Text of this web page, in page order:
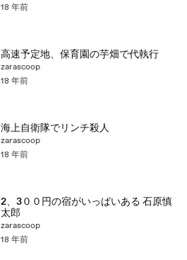
18 年前
高速予定地、保育園の芋畑で代執行
zarascoop
18 年前
海上自衛隊でリンチ殺人
zarascoop
18 年前
2、3００円の宿がいっぱいある 石原慎
太郎
zarascoop
18 年前